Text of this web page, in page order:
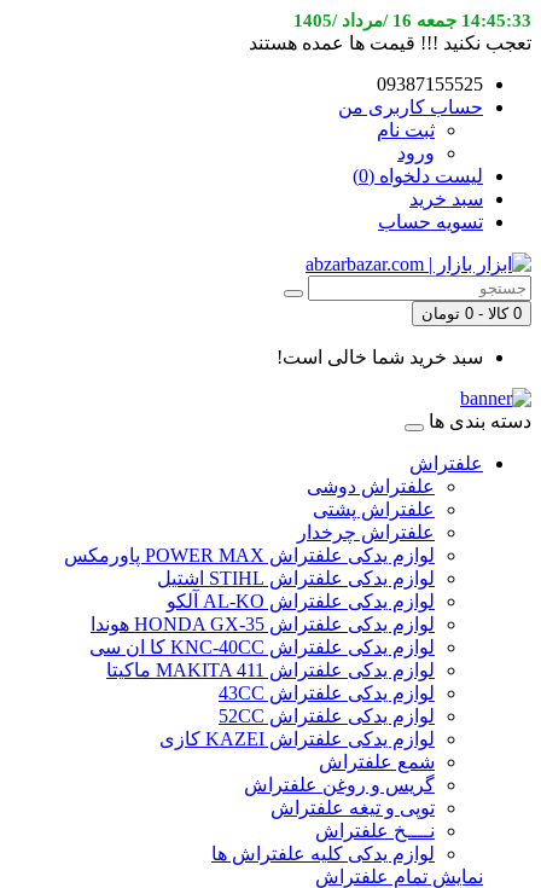
14:45:33 جمعه 16 /مرداد /1405
تعجب نکنید !!! قیمت ها عمده هستند
09387155525
حساب کاربری من
ثبت نام
ورود
لیست دلخواه (0)
سبد خرید
تسویه حساب
0 کالا - 0 تومان
سبد خرید شما خالی است!
دسته بندی ها
علفتراش
علفتراش دوشی
علفتراش پشتی
علفتراش چرخدار
لوازم یدکی علفتراش POWER MAX پاورمکس
لوازم یدکی علفتراش STIHL اشتیل
لوازم یدکی علفتراش AL-KO آلکو
لوازم یدکی علفتراش HONDA GX-35 هوندا
لوازم یدکی علفتراش KNC-40CC کا ان سی
لوازم یدکی علفتراش MAKITA 411 ماکیتا
لوازم یدکی علفتراش 43CC
لوازم یدکی علفتراش 52CC
لوازم یدکی علفتراش KAZEI کازی
شمع علفتراش
گریس و روغن علفتراش
توپی و تیغه علفتراش
نــــخ علفتراش
لوازم یدکی کلیه علفتراش ها
نمایش تمام علفتراش